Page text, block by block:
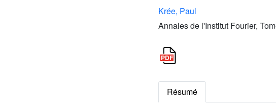
Krée, Paul
Annales de l'Institut Fourier,
Résumé